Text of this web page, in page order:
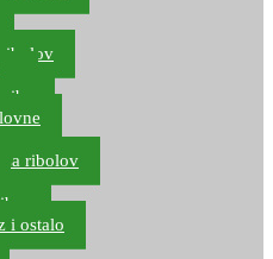
ribolov
i ostalo